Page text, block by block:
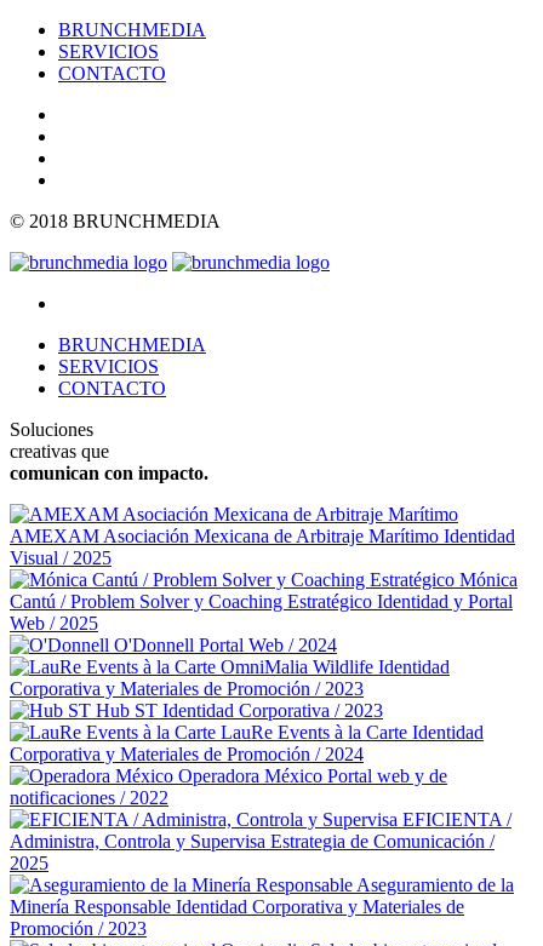
BRUNCHMEDIA
SERVICIOS
CONTACTO
© 2018 BRUNCHMEDIA
BRUNCHMEDIA
SERVICIOS
CONTACTO
Soluciones
creativas que
comunican con impacto.
AMEXAM Asociación Mexicana de Arbitraje Marítimo Identidad
Visual / 2025
Mónica
Cantú / Problem Solver y Coaching Estratégico Identidad y Portal
Web / 2025
O'Donnell Portal Web / 2024
OmniMalia Wildlife Identidad
Corporativa y Materiales de Promoción / 2023
Hub ST Identidad Corporativa / 2023
LauRe Events à la Carte Identidad
Corporativa y Materiales de Promoción / 2024
Operadora México Portal web y de
notificaciones / 2022
EFICIENTA /
Administra, Controla y Supervisa Estrategia de Comunicación /
2025
Aseguramiento de la
Minería Responsable Identidad Corporativa y Materiales de
Promoción / 2023